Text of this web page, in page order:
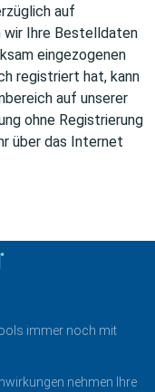
auf
wir Ihre Bestelldaten
eingezogenen
registriert hat, kann
auf unserer
ohne Registrierung
über das Internet
immer noch mit
nehmen Ihre